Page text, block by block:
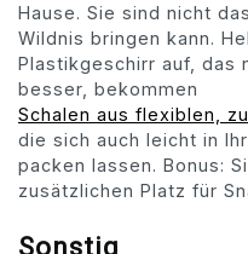
Hause. Sie sind nicht
Wildnis bringen kann.
Plastikgeschirr auf, das
besser, bekommen
Schalen aus flexiblen,
die sich auch leicht in
packen lassen. Bonus:
zusätzlichen Platz für
Sonstig